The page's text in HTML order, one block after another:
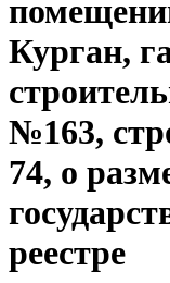
Курган,
№163,
74, о
реестре